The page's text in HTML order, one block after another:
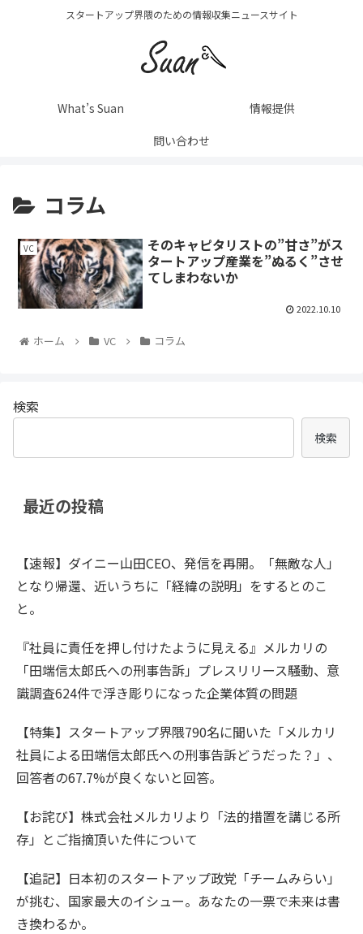
スタートアップ界隈のための情報収集ニュースサイト
What’s Suan
情報提供
問い合わせ
コラム
VC
そのキャピタリストの”甘さ”がス
タートアップ産業を”ぬるく”させ
てしまわないか
2022.10.10
ホーム VC コラム
検索
検索
最近の投稿
【速報】ダイニー山田CEO、発信を再開。「無敵な人」
となり帰還、近いうちに「経緯の説明」をするとのこ
と。
『社員に責任を押し付けたように見える』メルカリの
「田端信太郎氏への刑事告訴」プレスリリース騒動、意
識調査624件で浮き彫りになった企業体質の問題
【特集】スタートアップ界隈790名に聞いた「メルカリ
社員による田端信太郎氏への刑事告訴どうだった？」、
回答者の67.7%が良くないと回答。
【お詫び】株式会社メルカリより「法的措置を講じる所
存」とご指摘頂いた件について
【追記】日本初のスタートアップ政党「チームみらい」
が挑む、国家最大のイシュー。あなたの一票で未来は書
き換わるか。